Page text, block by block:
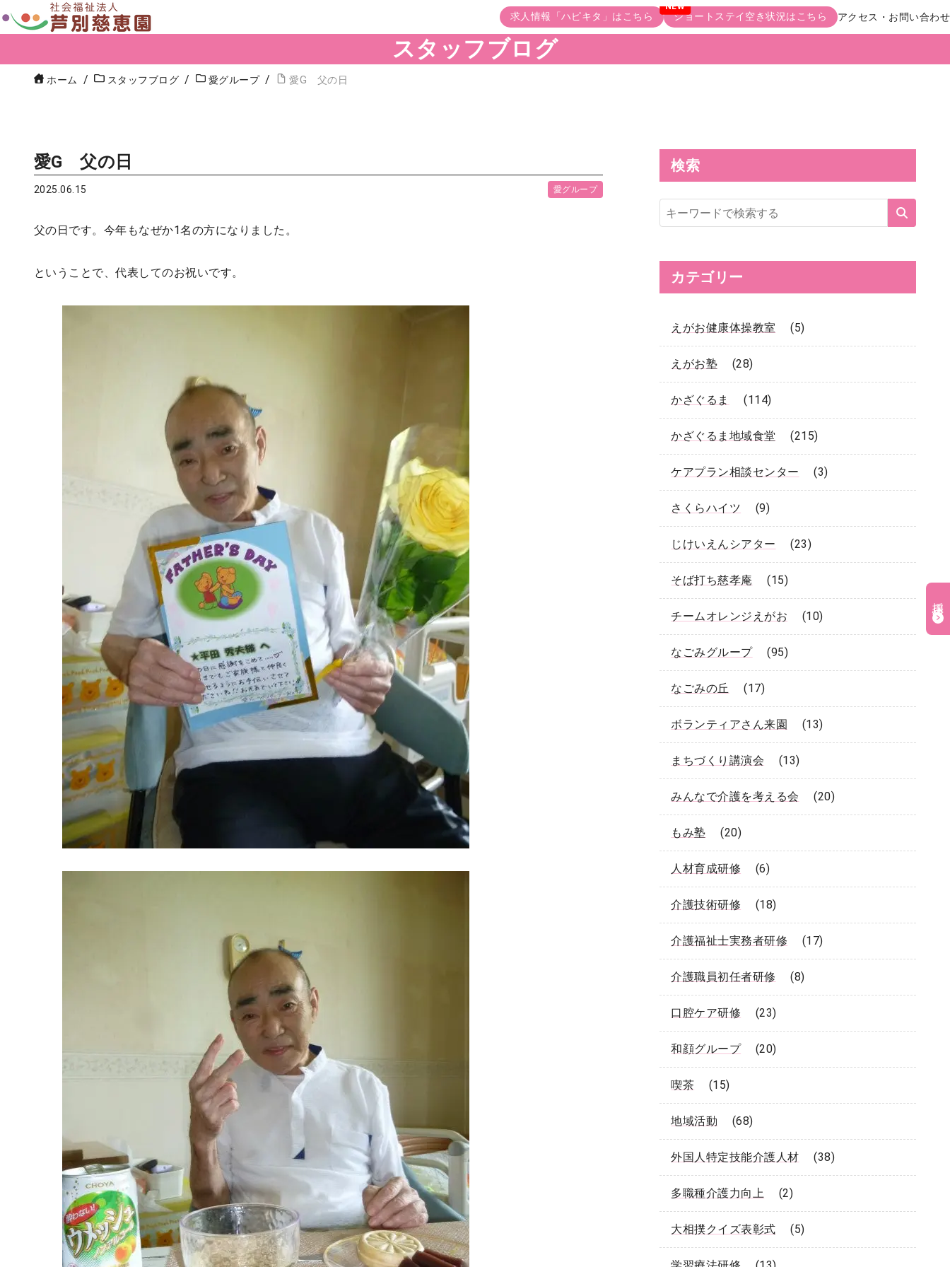
求人情報「ハピキタ」はこちら ショートステイ空き状況はこちら アクセス・お問い合わせ
スタッフブログ
ホーム スタッフブログ 愛グループ 愛G 父の日
愛G 父の日
2025.06.15 愛グループ
父の日です。今年もなぜか1名の方になりました。
ということで、代表してのお祝いです。
検索
サ
イ
ト
カテゴリー
えがお健康体操教室 (5)
えがお塾 (28)
かざぐるま (114)
かざぐるま地域食堂 (215)
ケアプラン相談センター (3)
さくらハイツ (9)
じけいえんシアター (23)
そば打ち慈孝庵 (15)
チームオレンジえがお (10)
なごみグループ (95)
なごみの丘 (17)
ボランティアさん来園 (13)
まちづくり講演会 (13)
みんなで介護を考える会 (20)
もみ塾 (20)
人材育成研修 (6)
介護技術研修 (18)
介護福祉士実務者研修 (17)
介護職員初任者研修 (8)
口腔ケア研修 (23)
和顔グループ (20)
喫茶 (15)
地域活動 (68)
外国人特定技能介護人材 (38)
多職種介護力向上 (2)
大相撲クイズ表彰式 (5)